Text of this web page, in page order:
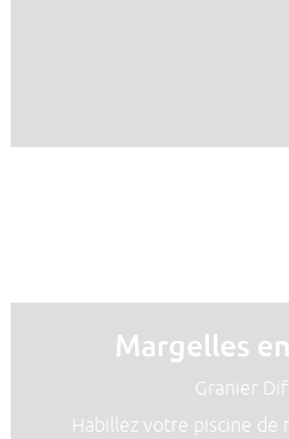
Margelles
Granier
Habillez votre piscine de